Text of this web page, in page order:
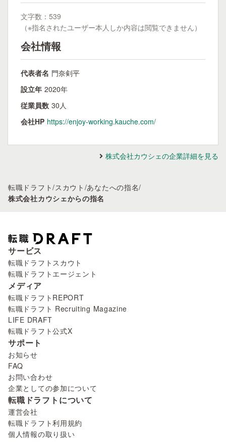
文字数：539
（※指名されたユーザー本人しか内容は閲覧できません）
会社情報
代表者名 門奈剣平
設立年 2020年
従業員数 30人
会社HP https://enjoy-working.kauche.com/
株式会社カウシェの企業詳細を見る
転職ドラフト/スカウト /あなたへの指名/
株式会社カウシェからの指名
サービス
転職ドラフトスカウト
転職ドラフトエージェント
メディア
転職ドラフトREPORT
転職ドラフト Recruiting Magazine
LIFE DRAFT
転職ドラフト公式X
サポート
お知らせ
FAQ
お問い合わせ
企業としての参加について
転職ドラフトについて
運営会社
転職ドラフト利用規約
個人情報の取り扱い